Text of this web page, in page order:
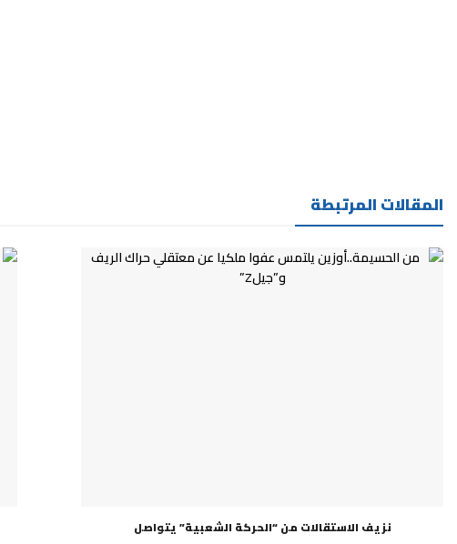
المقالات المرتبطة
نزيف الاستقالات من “الحركة الشعبية” يتواصل